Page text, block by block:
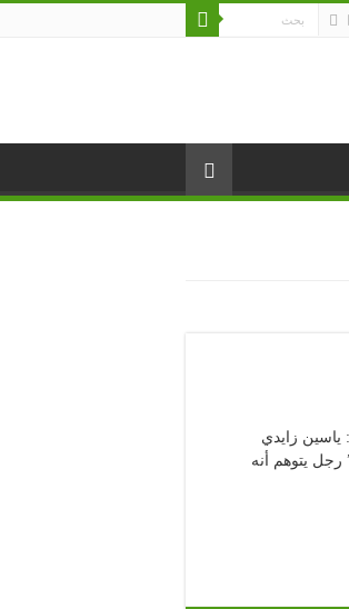
: ياسين زايدي
يتوهم أنه